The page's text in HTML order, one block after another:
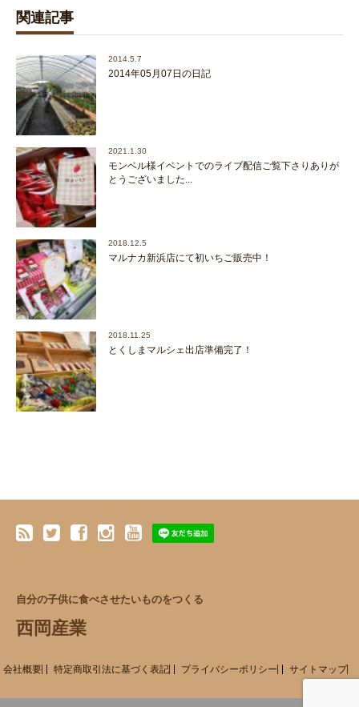
関連記事
2014.5.7
2014年05月07日の日記
2021.1.30
モンベル様イベントでのライブ配信ご覧下さりありが
とうございました...
2018.12.5
マルナカ新浜店にて初いちご販売中！
2018.11.25
とくしまマルシェ出店準備完了！
自分の子供に食べさせたいものをつくる
西岡産業
会社概要 特定商取引法に基づく表記 プライバシーポリシー サイトマップ